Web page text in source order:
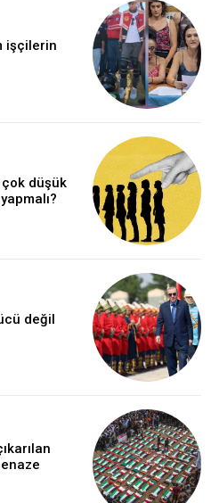
işçilerin
çok düşük
değil